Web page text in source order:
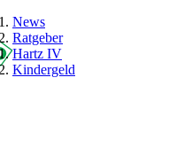
News
Ratgeber
Hartz IV
Kindergeld